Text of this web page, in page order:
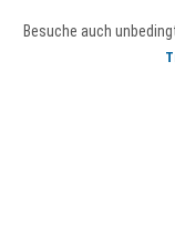
Besuche auch